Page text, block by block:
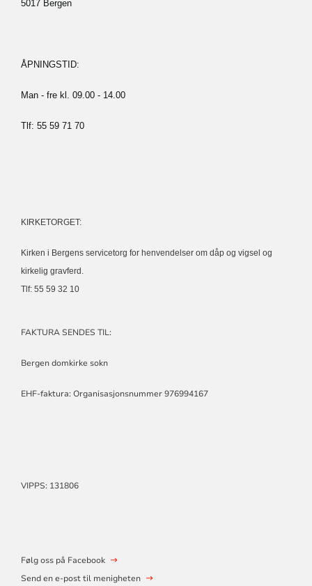
5017 Bergen
ÅPNINGSTID:
Man - fre kl. 09.00 - 14.00
Tlf: 55 59 71 70
KIRKETORGET:
Kirken i Bergens servicetorg for henvendelser om dåp og vigsel og
kirkelig gravferd.
Tlf: 55 59 32 10
FAKTURA SENDES TIL:
Bergen domkirke sokn
EHF-faktura: Organisasjonsnummer 976994167
VIPPS: 131806
Følg oss på Facebook
Send en e-post til menigheten